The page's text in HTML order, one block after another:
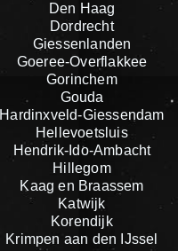
Den Haag
Dordrecht
Giessenlanden
Goeree-Overflakkee
Gorinchem
Gouda
Hardinxveld-Giessendam
Hellevoetsluis
Hendrik-Ido-Ambacht
Hillegom
Kaag en Braassem
Katwijk
Korendijk
Krimpen aan den IJssel